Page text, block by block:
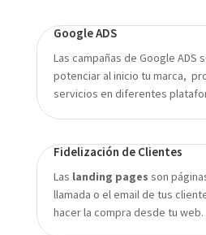
Google ADS
Las campañas de Google ADS
potenciar al inicio tu marca,
servicios en diferentes
Fidelización de Clientes
Las landing pages son
llamada o el email de tus
hacer la compra desde tu web.